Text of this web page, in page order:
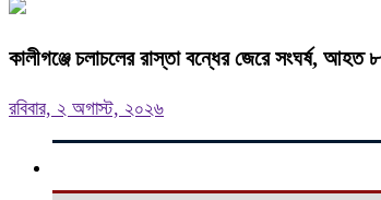
কালীগঞ্জে চলাচলের রাস্তা বন্ধের জেরে সংঘর্ষ, আহত ৮
রবিবার, ২ অগাস্ট, ২০২৬